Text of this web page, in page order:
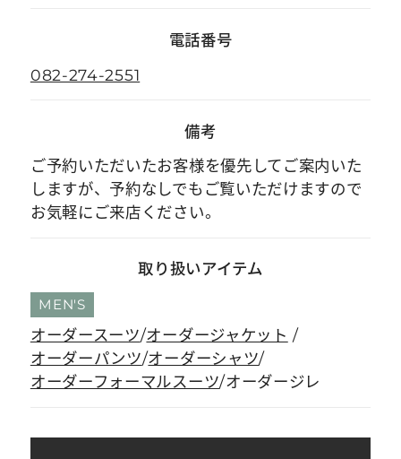
電話番号
082-274-2551
備考
ご予約いただいたお客様を優先してご案内いた
しますが、予約なしでもご覧いただけますので
お気軽にご来店ください。
取り扱いアイテム
MEN'S
オーダースーツ オーダージャケット
オーダーパンツ オーダーシャツ
オーダーフォーマルスーツ オーダージレ